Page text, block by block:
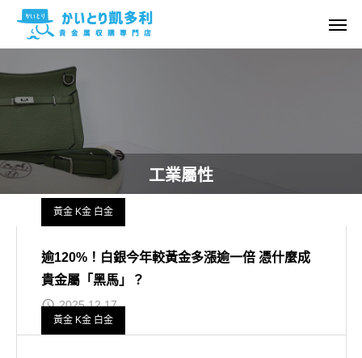
工業屬性
黃金 K金 白金
逾120%！白銀今年較黃金多漲逾一倍 憑什麼成
貴金屬「黑馬」？
2025.12.17
黃金 K金 白金